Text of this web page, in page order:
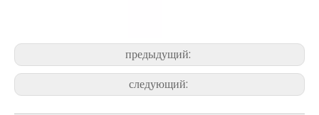
предыдущий:
следующий: